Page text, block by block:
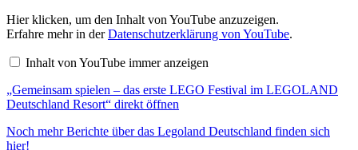
„Gemeinsam
spielen
–
erste
Festival
im
LEGOLAND
Deutschland
Resort“
Hier klicken, um den Inhalt von YouTube anzuzeigen.
Erfahre mehr in derDatenschutzerklärung von YouTube.
Inhalt von YouTube immer anzeigen
„Gemeinsam spielen – das erste LEGO Festival im LEGOLAND
Deutschland Resort“ direkt öffnen
Noch mehr Berichte über das Legoland Deutschland finden sich
hier!